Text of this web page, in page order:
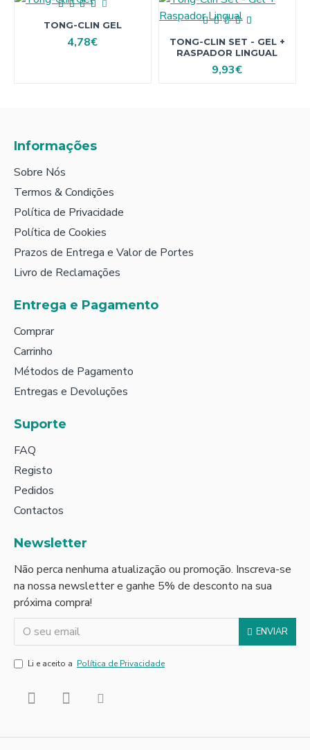
TONG-CLIN GEL
4,78€
TONG-CLIN SET - GEL +
RASPADOR LINGUAL
9,93€
Informações
Sobre Nós
Termos & Condições
Política de Privacidade
Política de Cookies
Prazos de Entrega e Valor de Portes
Livro de Reclamações
Entrega e Pagamento
Comprar
Carrinho
Métodos de Pagamento
Entregas e Devoluções
Suporte
FAQ
Registo
Pedidos
Contactos
Newsletter
Não perca nenhuma atualização ou promoção. Inscreva-se
na nossa newsletter e ganhe 5% de desconto na sua
próxima compra!
ENVIAR
Li e aceito a Política de Privacidade